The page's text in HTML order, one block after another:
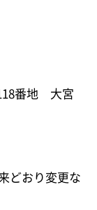
番地 大宮
どおり変更な